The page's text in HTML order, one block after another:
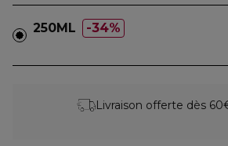
250ML 34%
Livraison offerte dès